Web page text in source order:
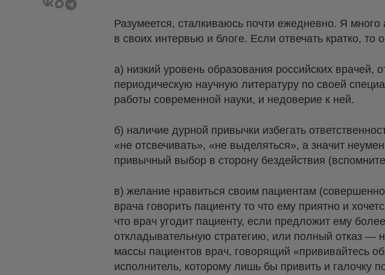
Разумеется, сталкиваюсь почти ежедневно. Я
в своих интервью и блоге. Если отвечать кратко, то
а) низкий уровень образования российских врачей,
периодическую научную литературу по своей
работы современной науки, и недоверие к ней.
б) наличие дурной привычки избегать
«не отсвечивать», «не выделяться», а значит
привычный выбор в сторону бездействия
в) желание нравиться своим пациентам
врача говорить пациенту то что ему приятно и
что врач угодит пациенту, если предложит ему
откладывательную стратегию, или полный отказ —
массы пациентов врач, говорящий «прививайтесь
исполнитель, которому лишь бы привить и галочку